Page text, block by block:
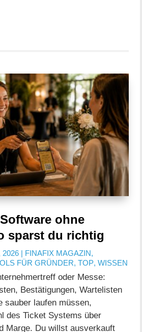
ohne
sparst du richtig
2026 | FINAFIX MAGAZIN,
FÜR GRÜNDER,TOP,WISSEN
oder Messe:
Bestätigungen, Wartelisten
sauber laufen müssen,
des Ticket Systems über
Marge. Du willst ausverkauft